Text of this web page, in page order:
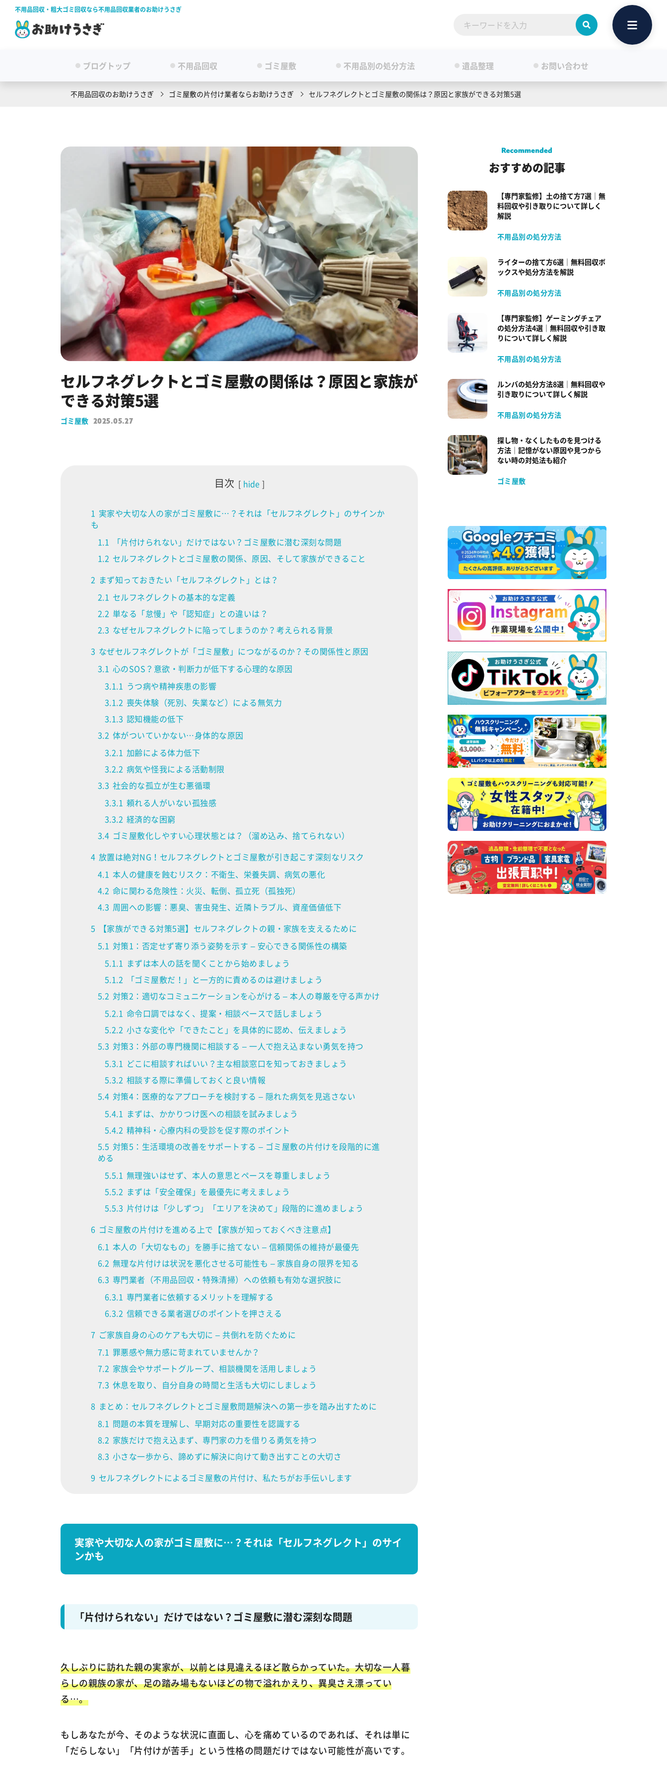
不用品回収・粗大ゴミ回収なら不用品回収業者のお助けうさぎ
ブログトップ 不用品回収 ゴミ屋敷 不用品別の処分方法 遺品整理 お問い合わせ
不用品回収のお助けうさぎ ゴミ屋敷の片付け業者ならお助けうさぎ セルフネグレクトとゴミ屋敷の関係は？原因と家族ができる対策5選
セルフネグレクトとゴミ屋敷の関係は？原因と家族が
できる対策5選
ゴミ屋敷 2025.05.27
目次 hide
1 実家や大切な人の家がゴミ屋敷に…？それは「セルフネグレクト」のサインか
も
1.1
「片付けられない」だけではない？ゴミ屋敷に潜む深刻な問題
1.2 セルフネグレクトとゴミ屋敷の関係、原因、そして家族ができること
2 まず知っておきたい「セルフネグレクト」とは？
2.1 セルフネグレクトの基本的な定義
2.2 単なる「怠慢」や「認知症」との違いは？
2.3 なぜセルフネグレクトに陥ってしまうのか？考えられる背景
3 なぜセルフネグレクトが「ゴミ屋敷」につながるのか？その関係性と原因
3.1 心のSOS？意欲・判断力が低下する心理的な原因
3.1.1 うつ病や精神疾患の影響
3.1.2 喪失体験（死別、失業など）による無気力
3.1.3 認知機能の低下
3.2 体がついていかない…身体的な原因
3.2.1 加齢による体力低下
3.2.2 病気や怪我による活動制限
3.3 社会的な孤立が生む悪循環
3.3.1 頼れる人がいない孤独感
3.3.2 経済的な困窮
3.4 ゴミ屋敷化しやすい心理状態とは？（溜め込み、捨てられない）
4 放置は絶対NG！セルフネグレクトとゴミ屋敷が引き起こす深刻なリスク
4.1 本人の健康を蝕むリスク：不衛生、栄養失調、病気の悪化
4.2 命に関わる危険性：火災、転倒、孤立死（孤独死）
4.3 周囲への影響：悪臭、害虫発生、近隣トラブル、資産価値低下
5
【家族ができる対策5選】セルフネグレクトの親・家族を支えるために
5.1 対策1：否定せず寄り添う姿勢を示す – 安心できる関係性の構築
5.1.1 まずは本人の話を聞くことから始めましょう
5.1.2
「ゴミ屋敷だ！」と一方的に責めるのは避けましょう
5.2 対策2：適切なコミュニケーションを心がける – 本人の尊厳を守る声かけ
5.2.1 命令口調ではなく、提案・相談ベースで話しましょう
5.2.2 小さな変化や「できたこと」を具体的に認め、伝えましょう
5.3 対策3：外部の専門機関に相談する – 一人で抱え込まない勇気を持つ
5.3.1 どこに相談すればいい？主な相談窓口を知っておきましょう
5.3.2 相談する際に準備しておくと良い情報
5.4 対策4：医療的なアプローチを検討する – 隠れた病気を見逃さない
5.4.1 まずは、かかりつけ医への相談を試みましょう
5.4.2 精神科・心療内科の受診を促す際のポイント
5.5 対策5：生活環境の改善をサポートする – ゴミ屋敷の片付けを段階的に進
める
5.5.1 無理強いはせず、本人の意思とペースを尊重しましょう
5.5.2 まずは「安全確保」を最優先に考えましょう
5.5.3 片付けは「少しずつ」「エリアを決めて」段階的に進めましょう
6 ゴミ屋敷の片付けを進める上で【家族が知っておくべき注意点】
6.1 本人の「大切なもの」を勝手に捨てない – 信頼関係の維持が最優先
6.2 無理な片付けは状況を悪化させる可能性も – 家族自身の限界を知る
6.3 専門業者（不用品回収・特殊清掃）への依頼も有効な選択肢に
6.3.1 専門業者に依頼するメリットを理解する
6.3.2 信頼できる業者選びのポイントを押さえる
7 ご家族自身の心のケアも大切に – 共倒れを防ぐために
7.1 罪悪感や無力感に苛まれていませんか？
7.2 家族会やサポートグループ、相談機関を活用しましょう
7.3 休息を取り、自分自身の時間と生活も大切にしましょう
8 まとめ：セルフネグレクトとゴミ屋敷問題解決への第一歩を踏み出すために
8.1 問題の本質を理解し、早期対応の重要性を認識する
8.2 家族だけで抱え込まず、専門家の力を借りる勇気を持つ
8.3 小さな一歩から、諦めずに解決に向けて動き出すことの大切さ
9 セルフネグレクトによるゴミ屋敷の片付け、私たちがお手伝いします
実家や大切な人の家がゴミ屋敷に…？それは「セルフネグレクト」のサイ
ンかも
「片付けられない」だけではない？ゴミ屋敷に潜む深刻な問題
久しぶりに訪れた親の実家が、以前とは見違えるほど散らかっていた。大切な一人暮
らしの親族の家が、足の踏み場もないほどの物で溢れかえり、異臭さえ漂ってい
る…。
もしあなたが今、そのような状況に直面し、心を痛めているのであれば、それは単に
「だらしない」「片付けが苦手」という性格の問題だけではない可能性が高いです。
おすすめの記事
【専門家監修】土の捨て方7選｜無
料回収や引き取りについて詳しく
解説
不用品別の処分方法
ライターの捨て方6選｜無料回収ボ
ックスや処分方法を解説
不用品別の処分方法
【専門家監修】ゲーミングチェア
の処分方法4選｜無料回収や引き取
りについて詳しく解説
不用品別の処分方法
ルンバの処分方法8選｜無料回収や
引き取りについて詳しく解説
不用品別の処分方法
探し物・なくしたものを見つける
方法｜記憶がない原因や見つから
ない時の対処法も紹介
ゴミ屋敷